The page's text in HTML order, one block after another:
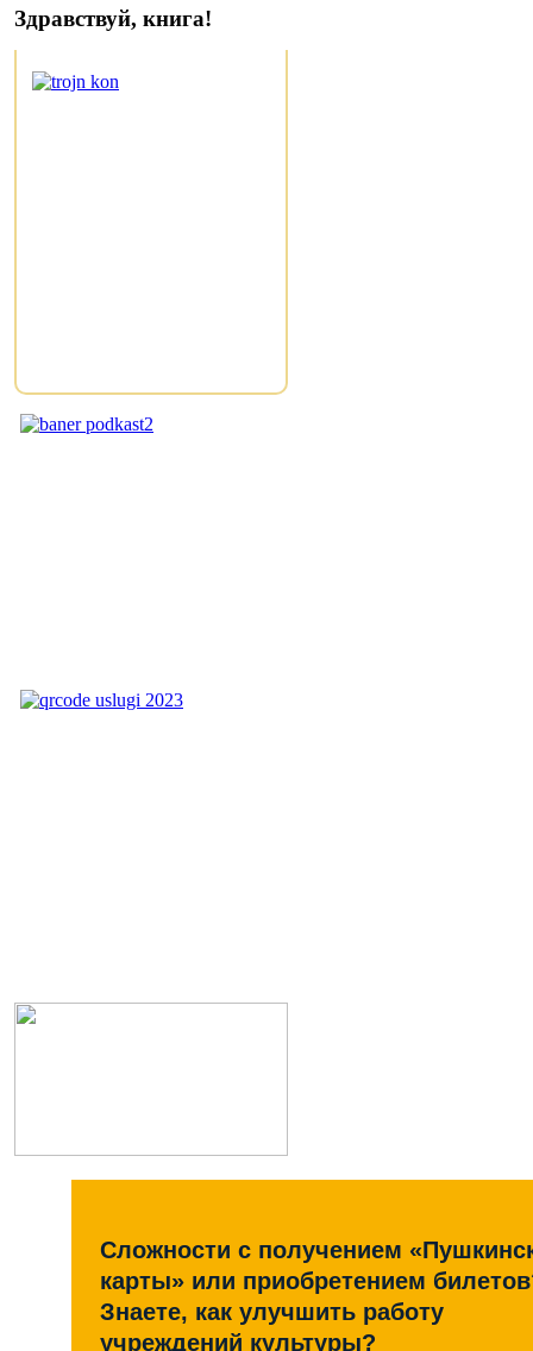
Здравствуй, книга!
Сложности с получением
карты» или приобретением
Знаете, как улучшить работу
учреждений культуры?